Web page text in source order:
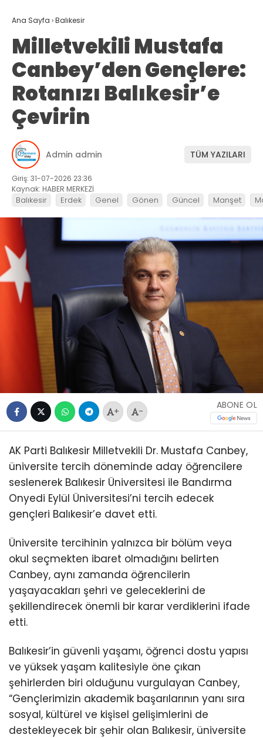
Ana Sayfa ›Balıkesir
Milletvekili Mustafa
Canbey’den Gençlere:
Rotanızı Balıkesir’e
Çevirin
Admin admin TÜM YAZILARI
Giriş: 31-07-2026 23:36
Kaynak: HABER MERKEZİ
Balıkesir Erdek Genel Gönen Güncel Manşet
+ -
ABONE OL
AK Parti Balıkesir Milletvekili Dr. Mustafa Canbey,
üniversite tercih döneminde aday öğrencilere
seslenerek Balıkesir Üniversitesi ile Bandırma
Onyedi Eylül Üniversitesi’ni tercih edecek
gençleri Balıkesir’e davet etti.
Üniversite tercihinin yalnızca bir bölüm veya
okul seçmekten ibaret olmadığını belirten
Canbey, aynı zamanda öğrencilerin
yaşayacakları şehri ve geleceklerini de
şekillendirecek önemli bir karar verdiklerini ifade
etti.
Balıkesir’in güvenli yaşamı, öğrenci dostu yapısı
ve yüksek yaşam kalitesiyle öne çıkan
şehirlerden biri olduğunu vurgulayan Canbey,
“Gençlerimizin akademik başarılarının yanı sıra
sosyal, kültürel ve kişisel gelişimlerini de
destekleyecek bir şehir olan Balıkesir, üniversite